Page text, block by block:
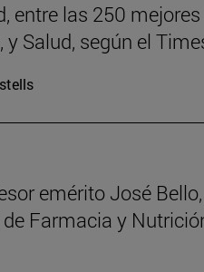
entre las 250
y Salud, según el
emérito José
Farmacia y